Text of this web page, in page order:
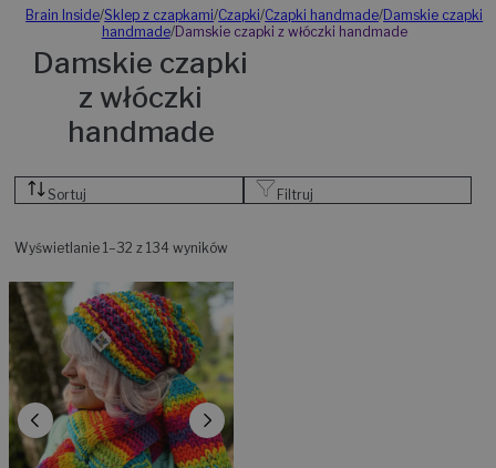
Brain Inside/Sklep z czapkami/Czapki/Czapki handmade/Damskie czapki
handmade/Damskie czapki z włóczki handmade
Damskie czapki
z włóczki
handmade
Sortuj Filtruj
Wyświetlanie 1–32 z 134 wyników